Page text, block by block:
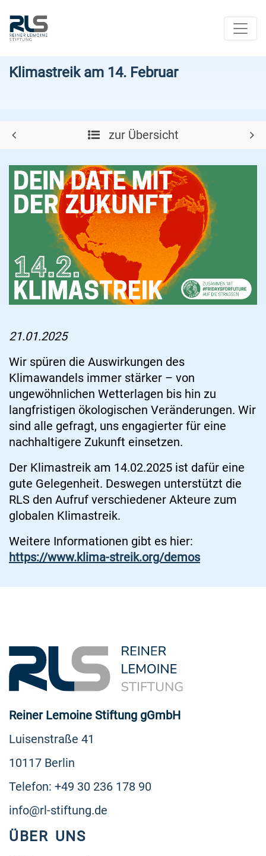
Klimastreik am 14. Februar
zur Übersicht
21.01.2025
Wir spüren die Auswirkungen des
Klimawandels immer stärker – von
ungewöhnlichen Wetterlagen bis hin zu
langfristigen ökologischen Veränderungen. Wir
sind alle gefragt, uns engagierter für eine
nachhaltigere Zukunft einsetzen.
Der Klimastreik am 14.02.2025 ist dafür eine
gute Gelegenheit. Deswegen unterstützt die
RLS den Aufruf verschiedener Akteure zum
globalen Klimastreik.
Weitere Informationen gibt es hier:
https://www.klima-streik.org/demos
Reiner Lemoine Stiftung gGmbH
Luisenstraße 41
10117 Berlin
Telefon: +49 30 236 178 90
info@rl-stiftung.de
ÜBER UNS